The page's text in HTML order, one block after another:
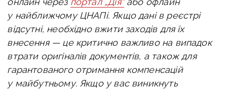
у найближчому ЦНАПі. Якщо дані в реєстрі
відсутні, необхідно вжити заходів для їх
внесення — це критично важливо на випадок
втрати оригіналів документів, а також для
гарантованого отримання компенсацій
у майбутньому. Якщо у вас виникнуть